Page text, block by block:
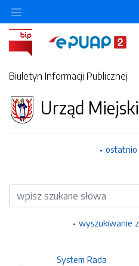
Biuletyn Informacji Publicznej
Urząd
ostatnio
Wyszukiwarka
wyszukiwanie
System Rada